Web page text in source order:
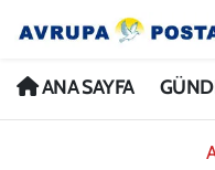
ANA SAYFA
ANA SAYFA
Nöbetçi Eczaneler